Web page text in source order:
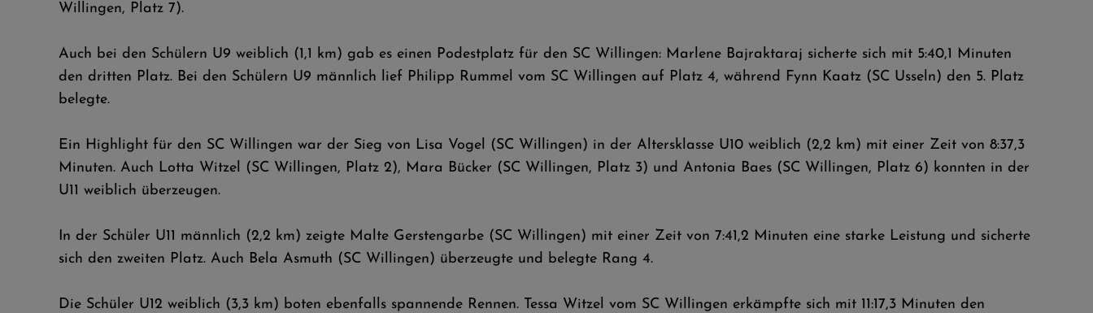
Willingen, Platz 7).
Auch bei den Schülern U9 weiblich (1,1 km) gab es einen Podestplatz für den SC Willingen: Marlene Bajraktaraj sicherte sich mit 5:40,1 Minuten
den dritten Platz. Bei den Schülern U9 männlich lief Philipp Rummel vom SC Willingen auf Platz 4, während Fynn Kaatz (SC Usseln) den 5. Platz
belegte.
Ein Highlight für den SC Willingen war der Sieg von Lisa Vogel (SC Willingen) in der Altersklasse U10 weiblich (2,2 km) mit einer Zeit von 8:37,3
Minuten. Auch Lotta Witzel (SC Willingen, Platz 2), Mara Bücker (SC Willingen, Platz 3) und Antonia Baes (SC Willingen, Platz 6) konnten in der
U11 weiblich überzeugen.
In der Schüler U11 männlich (2,2 km) zeigte Malte Gerstengarbe (SC Willingen) mit einer Zeit von 7:41,2 Minuten eine starke Leistung und sicherte
sich den zweiten Platz. Auch Bela Asmuth (SC Willingen) überzeugte und belegte Rang 4.
Die Schüler U12 weiblich (3,3 km) boten ebenfalls spannende Rennen. Tessa Witzel vom SC Willingen erkämpfte sich mit 11:17,3 Minuten den